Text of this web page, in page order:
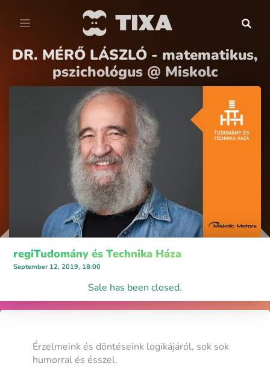
DR. MÉRŐ LÁSZLÓ - matematikus,
pszichológus @ Miskolc
regiTudomány és Technika Háza
September 12, 2019, 18:00
Sale has been closed.
Érzelmeink és döntéseink logikájáról, sok sok
humorral és ésszel.